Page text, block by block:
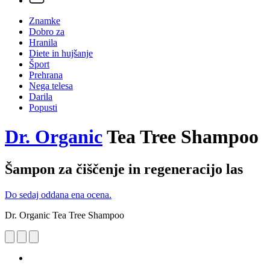
Znamke
Dobro za
Hranila
Diete in hujšanje
Šport
Prehrana
Nega telesa
Darila
Popusti
Dr. OrganicTea Tree Shampoo
Šampon za čiščenje in regeneracijo las
Do sedaj oddana ena ocena.
Dr. Organic Tea Tree Shampoo